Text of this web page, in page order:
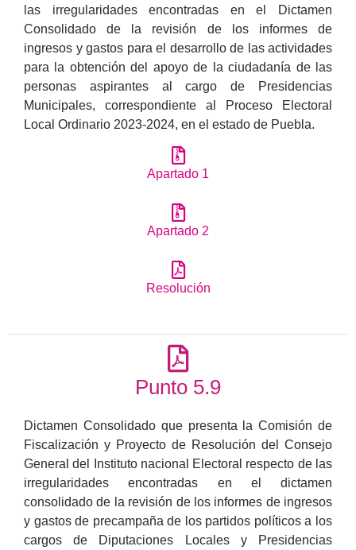
las irregularidades encontradas en el Dictamen
Consolidado de la revisión de los informes de
ingresos y gastos para el desarrollo de las actividades
para la obtención del apoyo de la ciudadanía de las
personas aspirantes al cargo de Presidencias
Municipales, correspondiente al Proceso Electoral
Local Ordinario 2023-2024, en el estado de Puebla.
Apartado 1
Apartado 2
Resolución
Punto 5.9
Dictamen Consolidado que presenta la Comisión de
Fiscalización y Proyecto de Resolución del Consejo
General del Instituto nacional Electoral respecto de las
irregularidades encontradas en el dictamen
consolidado de la revisión de los informes de ingresos
y gastos de precampaña de los partidos políticos a los
cargos de Diputaciones Locales y Presidencias